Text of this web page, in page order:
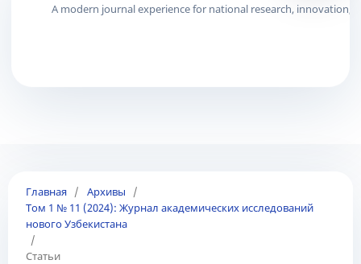
Главная / Архивы
/
Том 1 № 11 (2024): Журнал академических исследований
нового Узбекистана
/
Статьи